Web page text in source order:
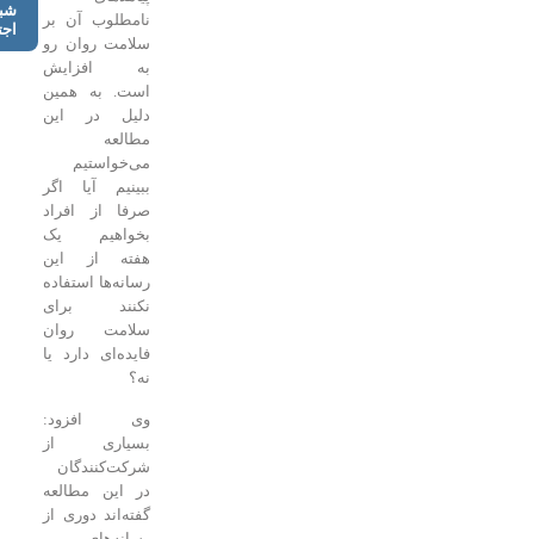
نامطلوب آن بر
سلامت روان رو
به افزایش
است. به همین
دلیل در این
می‌خواستیم
ببینیم آیا اگر
صرفا از افراد
بخواهیم یک
هفته از این
رسانه‌ها استفاده
نکنند برای
سلامت روان
فایده‌ای دارد یا
وی افزود:
بسیاری از
شرکت‌کنندگان
در این مطالعه
گفته‌اند دوری از
شبکه‌های
اجتماعی